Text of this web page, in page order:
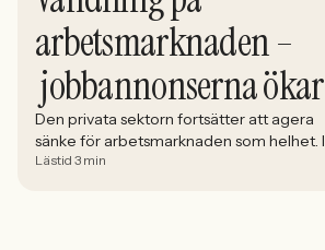
arbetsmarknaden –
jobbannonserna ökar
Den privata sektorn fortsätter att agera
sänke för arbetsmarknaden som helhet. I
april minskade antalet jobbannonser i
Lästid 3 min